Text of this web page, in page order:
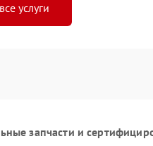
услуги
запчасти и